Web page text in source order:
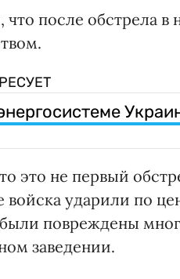
что после обстрела
это не первый
войска ударили по
были повреждены
заведении.